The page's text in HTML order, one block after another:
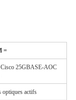
=
Cisco 25GBASE-AOC
optiques actifs